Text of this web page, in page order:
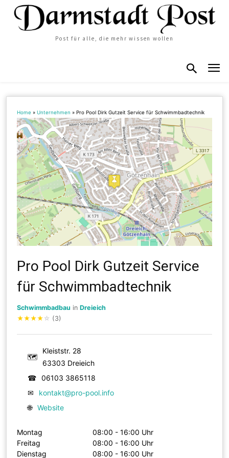
Post für alle, die mehr wissen wollen
Home »Unternehmen »Pro Pool Dirk Gutzeit Service für Schwimmbadtechnik
Pro Pool Dirk Gutzeit Service
für Schwimmbadtechnik
Schwimmbadbau inDreieich
★★★★ ☆ (3)
🗺
Kleiststr. 28
63303 Dreieich
☎
06103 3865118
✉
kontakt@pro-pool.info
🌐 Website
Montag
08:00 - 16:00 Uhr
Freitag
08:00 - 16:00 Uhr
Dienstag
08:00 - 16:00 Uhr